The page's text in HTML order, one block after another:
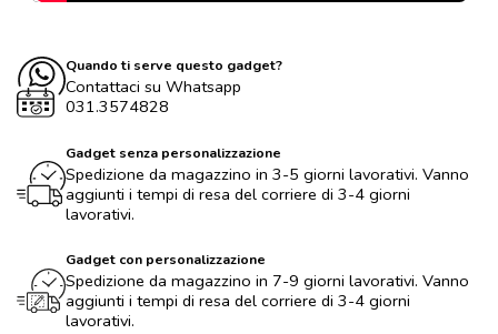
Quando ti serve questo gadget?
Contattaci su Whatsapp
031.3574828
Gadget senza personalizzazione
Spedizione da magazzino in 3-5 giorni lavorativi. Vanno
aggiunti i tempi di resa del corriere di 3-4 giorni
lavorativi.
Gadget con personalizzazione
Spedizione da magazzino in 7-9 giorni lavorativi. Vanno
aggiunti i tempi di resa del corriere di 3-4 giorni
lavorativi.